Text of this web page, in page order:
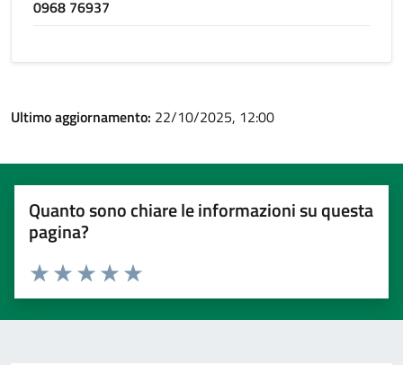
0968 76937
Ultimo aggiornamento: 22/10/2025, 12:00
Quanto sono chiare le informazioni su questa
pagina?
Valuta 5 stelle su 5
Valuta 4 stelle su 5
Valuta 3 stelle su 5
Valuta 2 stelle su 5
Valuta 1 stelle su 5